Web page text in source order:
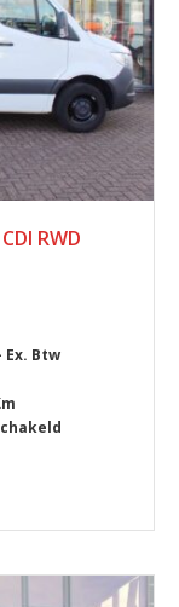
RWD
Ex. Btw